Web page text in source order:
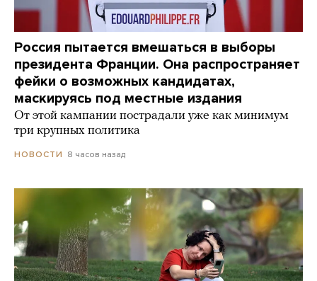
Россия пытается вмешаться в выборы
президента Франции. Она распространяет
фейки о возможных кандидатах,
маскируясь под местные издания
От этой кампании пострадали уже как минимум
три крупных политика
НОВОСТИ 8 часов назад